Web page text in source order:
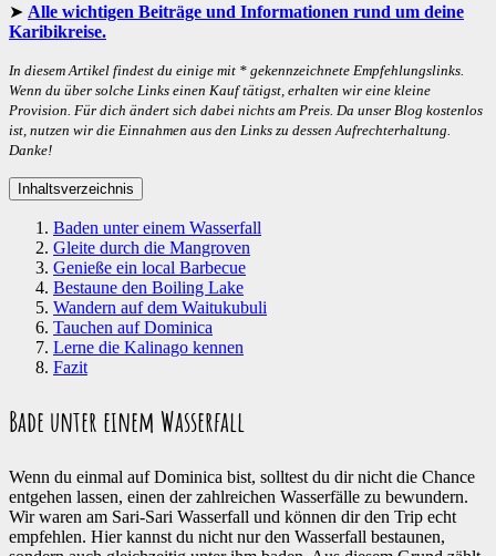
Alle wichtigen Beiträge und Informationen rund um deine
Karibikreise.
In diesem Artikel findest du einige mit * gekennzeichnete Empfehlungslinks.
Wenn du über solche Links einen Kauf tätigst, erhalten wir eine kleine
Provision. Für dich ändert sich dabei nichts am Preis. Da unser Blog kostenlos
ist, nutzen wir die Einnahmen aus den Links zu dessen Aufrechterhaltung.
Danke!
Inhaltsverzeichnis
Baden unter einem Wasserfall
Gleite durch die Mangroven
Genieße ein local Barbecue
Bestaune den Boiling Lake
Wandern auf dem Waitukubuli
Tauchen auf Dominica
Lerne die Kalinago kennen
Fazit
Bade unter einem Wasserfall
Wenn du einmal auf Dominica bist, solltest du dir nicht die Chance
entgehen lassen, einen der zahlreichen Wasserfälle zu bewundern.
Wir waren am Sari-Sari Wasserfall und können dir den Trip echt
empfehlen. Hier kannst du nicht nur den Wasserfall bestaunen,